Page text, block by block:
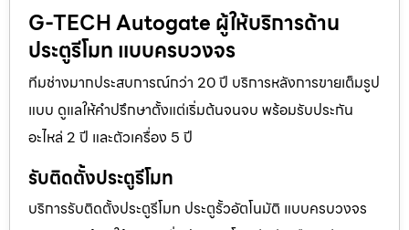
G-TECH Autogate ผู้ให้บริการด้าน
ประตูรีโมท แบบครบวงจร
ทีมช่างมากประสบการณ์กว่า 20 ปี บริการหลังการขายเต็มรูป
แบบ ดูแลให้คำปรึกษาตั้งแต่เริ่มต้นจนจบ พร้อมรับประกัน
อะไหล่ 2 ปี และตัวเครื่อง 5 ปี
รับติดตั้งประตูรีโมท
บริการรับติดตั้งประตูรีโมท ประตูรั้วอัตโนมัติ แบบครบวงจร